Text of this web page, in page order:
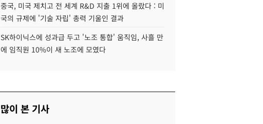
중국, 미국 제치고 전 세계 R&D 지출 1위에 올랐다 : 미
국의 규제에 '기술 자립' 총력 기울인 결과
SK하이닉스에 성과급 두고 '노조 통합' 움직임, 사흘 만
에 임직원 10%이 새 노조에 모였다
많이 본 기사